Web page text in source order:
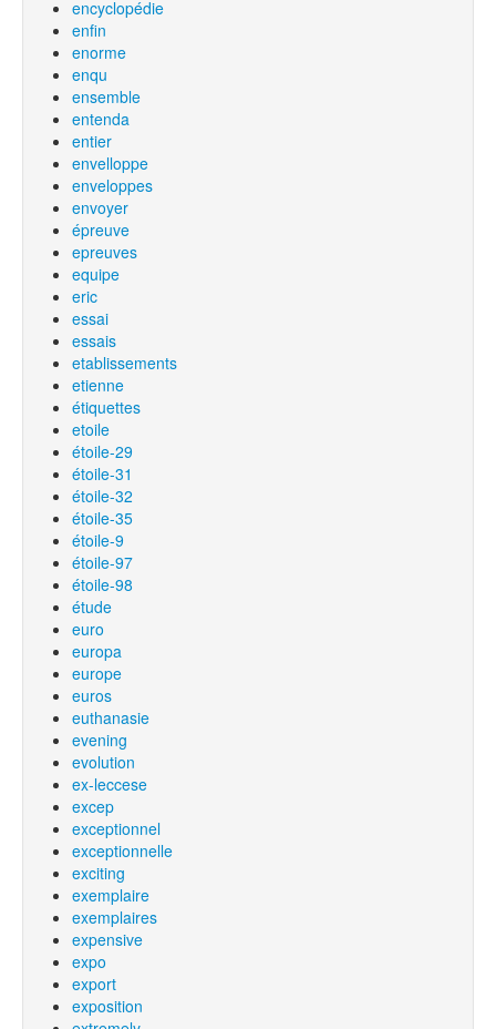
encyclopédie
enfin
enorme
enqu
ensemble
entenda
entier
envelloppe
enveloppes
envoyer
épreuve
epreuves
equipe
eric
essai
essais
etablissements
etienne
étiquettes
etoile
étoile-29
étoile-31
étoile-32
étoile-35
étoile-9
étoile-97
étoile-98
étude
euro
europa
europe
euros
euthanasie
evening
evolution
ex-leccese
excep
exceptionnel
exceptionnelle
exciting
exemplaire
exemplaires
expensive
expo
export
exposition